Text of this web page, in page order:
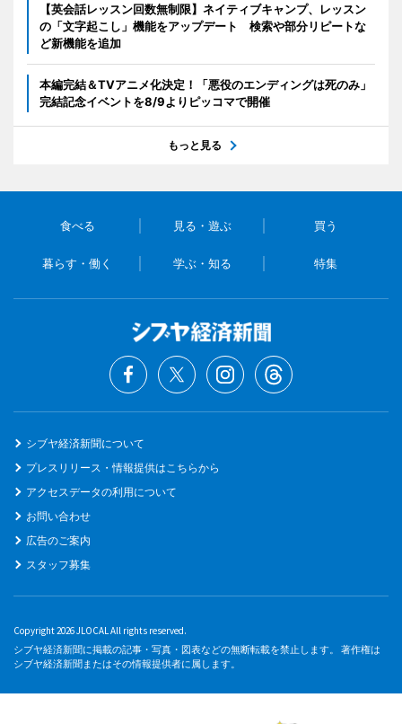
【英会話レッスン回数無制限】ネイティブキャンプ、レッスン
の「文字起こし」機能をアップデート 検索や部分リピートな
ど新機能を追加
本編完結＆TVアニメ化決定！「悪役のエンディングは死のみ」
完結記念イベントを8/9よりピッコマで開催
もっと見る
食べる 見る・遊ぶ 買う
暮らす・働く 学ぶ・知る 特集
シブヤ経済新聞について
プレスリリース・情報提供はこちらから
アクセスデータの利用について
お問い合わせ
広告のご案内
スタッフ募集
Copyright 2026 JLOCAL All rights reserved.
シブヤ経済新聞に掲載の記事・写真・図表などの無断転載を禁止します。 著作権は
シブヤ経済新聞またはその情報提供者に属します。